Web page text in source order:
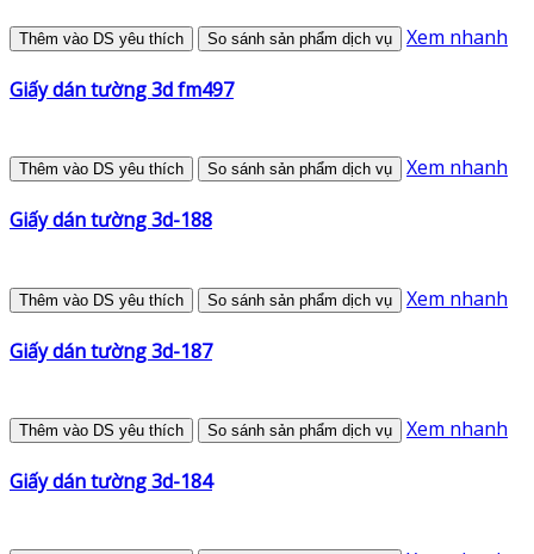
Thêm vào DS yêu thích So sánh sản phẩm dịch vụ Xem nhanh
Giấy dán tường 3d fm497
Thêm vào DS yêu thích So sánh sản phẩm dịch vụ Xem nhanh
Giấy dán tường 3d-188
Thêm vào DS yêu thích So sánh sản phẩm dịch vụ Xem nhanh
Giấy dán tường 3d-187
Thêm vào DS yêu thích So sánh sản phẩm dịch vụ Xem nhanh
Giấy dán tường 3d-184